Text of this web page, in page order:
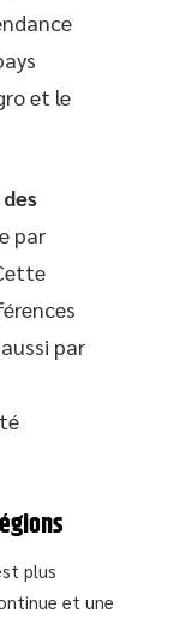
et le
par
par
plus
et une